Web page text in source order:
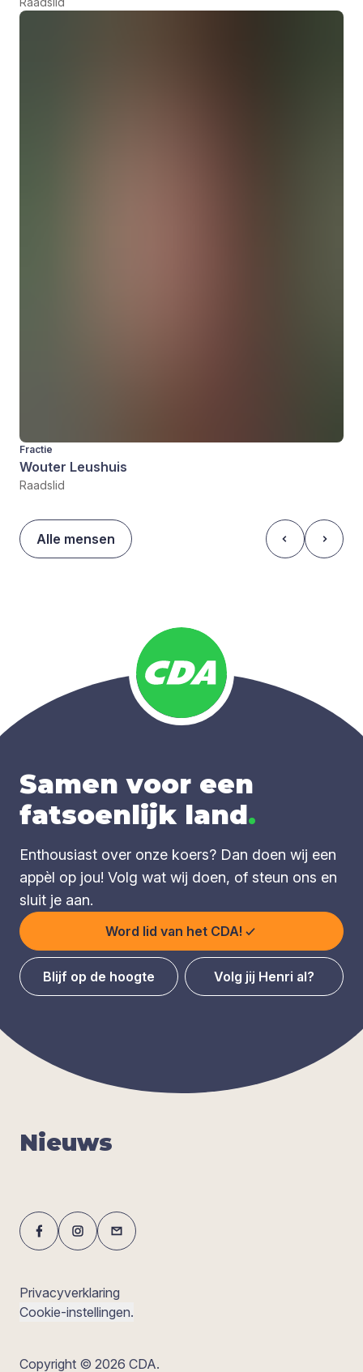
Fractie
Wouter Leushuis
Raadslid
Alle mensen
Samen voor een
fatsoenlijk land.
Enthousiast over onze koers? Dan doen wij een
appèl op jou! Volg wat wij doen, of steun ons en
sluit je aan.
Word lid van het CDA!
Blijf op de hoogte Volg jij Henri al?
Nieuws
Privacyverklaring
Cookie-instellingen.
Copyright © 2026 CDA.